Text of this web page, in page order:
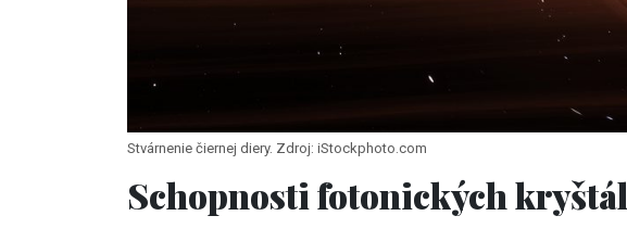
Stvárnenie čiernej diery. Zdroj: iStockphoto.com
Schopnosti fotonických